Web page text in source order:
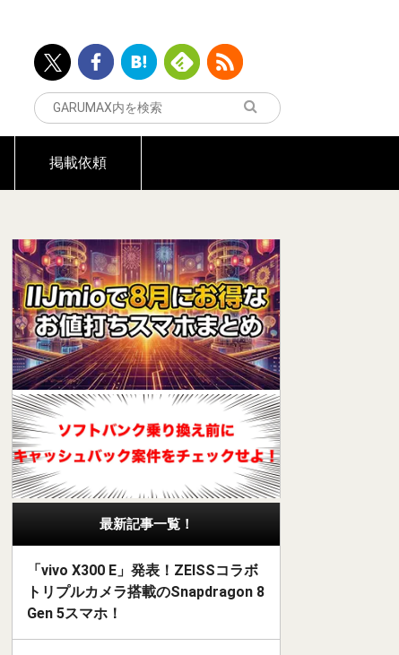
掲載依頼
最新記事一覧！
「vivo X300 E」発表！ZEISSコラボ
トリプルカメラ搭載のSnapdragon 8
Gen 5スマホ！